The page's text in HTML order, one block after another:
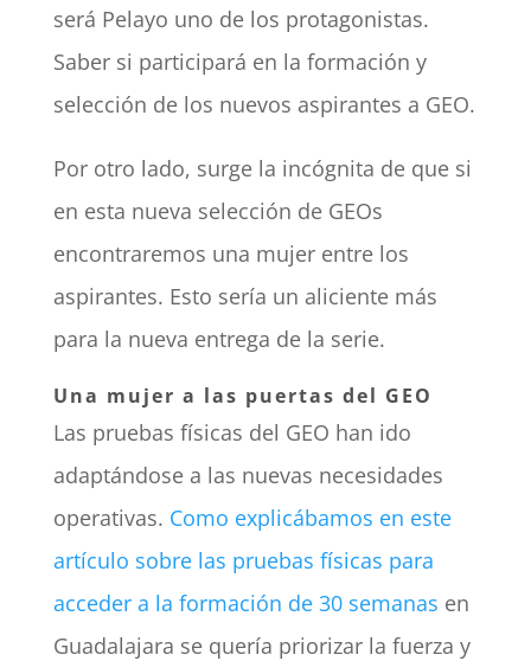
será Pelayo uno de los protagonistas.
Saber si participará en la formación y
selección de los nuevos aspirantes a GEO.
Por otro lado, surge la incógnita de que si
en esta nueva selección de GEOs
encontraremos una mujer entre los
aspirantes. Esto sería un aliciente más
para la nueva entrega de la serie.
Una mujer a las puertas del GEO
Las pruebas físicas del GEO han ido
adaptándose a las nuevas necesidades
operativas. Como explicábamos en este
artículo sobre las pruebas físicas para
acceder a la formación de 30 semanas en
Guadalajara se quería priorizar la fuerza y